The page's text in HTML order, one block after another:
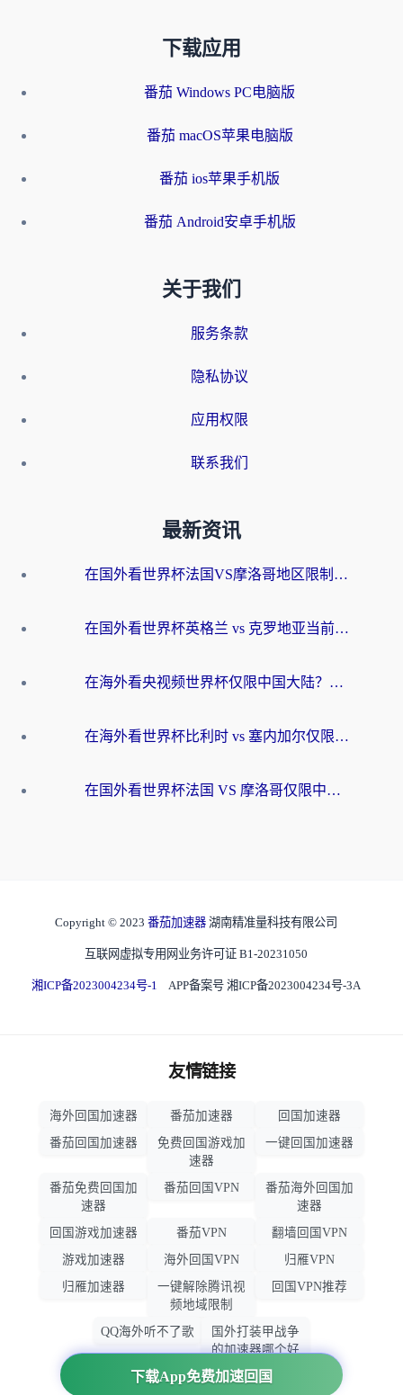
下载应用
番茄 Windows PC电脑版
番茄 macOS苹果电脑版
番茄 ios苹果手机版
番茄 Android安卓手机版
关于我们
服务条款
隐私协议
应用权限
联系我们
最新资讯
在国外看世界杯法国VS摩洛哥地区限制？这篇指南让你流畅看中文解说无压力
在国外看世界杯英格兰 vs 克罗地亚当前地区不可播放？这篇指南帮你搞定所有海外观赛难题
在海外看央视频世界杯仅限中国大陆？这篇指南帮你解锁中文解说+无卡顿直播
在海外看世界杯比利时 vs 塞内加尔仅限中国大陆？我找到了最流畅的中文解说之路
在国外看世界杯法国 VS 摩洛哥仅限中国大陆？海外党这样看中文解说赛事不卡顿
下载App免费加速回国
Copyright © 2023 番茄加速器 湖南精准量科技有限公司
互联网虚拟专用网业务许可证 B1-20231050
湘ICP备2023004234号-1 APP备案号 湘ICP备2023004234号-3A
友情链接
海外回国加速器 番茄加速器
回国加速器
番茄回国加速器
免费回国游戏加
速器
一键回国加速器
番茄免费回国加
速器
番茄回国VPN
番茄海外回国加
速器
回国游戏加速器
番茄VPN
翻墙回国VPN
游戏加速器
海外回国VPN
归雁VPN
归雁加速器
一键解除腾讯视
频地域限制
回国VPN推荐
QQ海外听不了歌
国外打装甲战争
的加速器哪个好
用